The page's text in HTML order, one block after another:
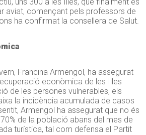
uns 300 a les Illes, que finalment es
aviat, començant pels professors de
ha confirmat la consellera de Salut.
Francina Armengol, ha assegurat
econòmica de les Illes
de les persones vulnerables, els
la incidència acumulada de casos
Armengol ha assegurat que no és
de la població abans del mes de
turística, tal com defensa el Partit